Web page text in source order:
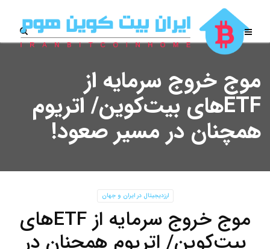
موج خروج سرمایه از
ETFهای بیت‌کوین/ اتریوم
همچنان در مسیر صعود!
ارزدیجیتال در ایران و جهان
موج خروج سرمایه از ETFهای
بیت‌کوین/ اتریوم همچنان در